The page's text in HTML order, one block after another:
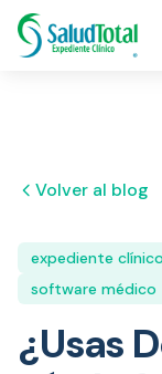
Volver al blog
expediente clínico
software médico
¿Usas